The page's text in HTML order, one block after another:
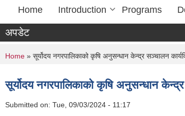
Home Introduction Programs
अपडेट
You are here
Home » सूर्योदय नगरपालिकाको कृषि अनुसन्धान केन्द्र सञ्चालन
सूर्योदय नगरपालिकाको कृषि अनुसन्धान
Submitted on: Tue, 09/03/2024 - 11:17